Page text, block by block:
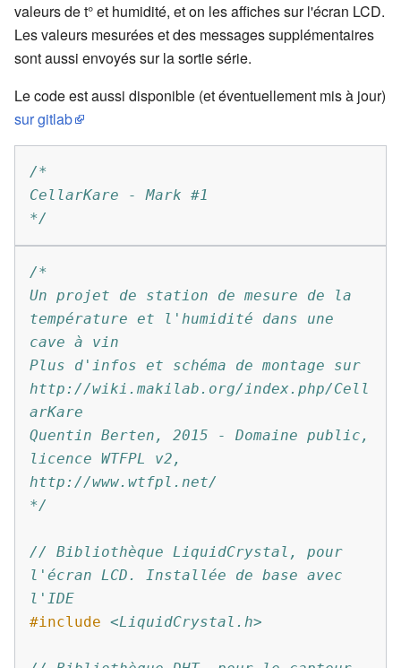
valeurs de t° et humidité, et on les affiches sur l'écran LCD.
Les valeurs mesurées et des messages supplémentaires
sont aussi envoyés sur la sortie série.
Le code est aussi disponible (et éventuellement mis à jour)
sur gitlab
/*
CellarKare - Mark #1
*/
/*
Un projet de station de mesure de la
température et l'humidité dans une
cave à vin
Plus d'infos et schéma de montage sur
http://wiki.makilab.org/index.php/Cell
arKare
Quentin Berten, 2015 - Domaine public,
licence WTFPL v2,
http://www.wtfpl.net/
*/
// Bibliothèque LiquidCrystal, pour
l'écran LCD. Installée de base avec
l'IDE
#include <LiquidCrystal.h>